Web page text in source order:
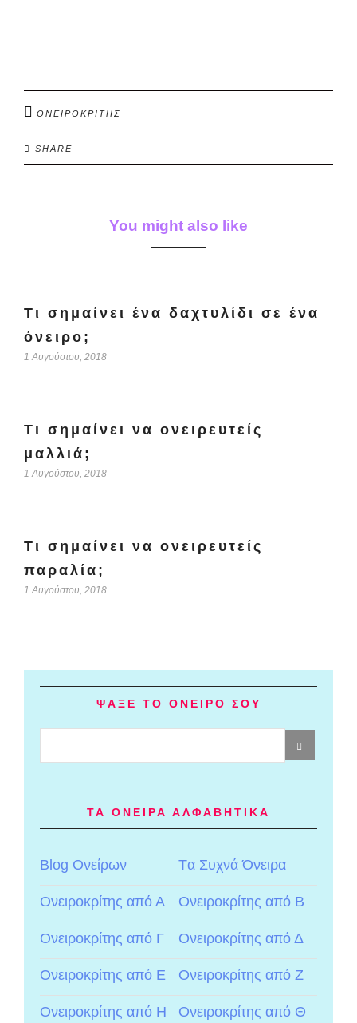
ΟΝΕΙΡΟΚΡΙΤΗΣ
SHARE
You might also like
Τι σημαίνει ένα δαχτυλίδι σε ένα
όνειρο;
1 Αυγούστου, 2018
Τι σημαίνει να ονειρευτείς
μαλλιά;
1 Αυγούστου, 2018
Τι σημαίνει να ονειρευτείς
παραλία;
1 Αυγούστου, 2018
ΨΑΞΕ ΤΟ ΟΝΕΙΡΟ ΣΟΥ
ΤΑ ΟΝΕΙΡΑ ΑΛΦΑΒΗΤΙΚΑ
Blog Ονείρων Tα Συχνά Όνειρα
Ονειροκρίτης από Α Ονειροκρίτης από Β
Ονειροκρίτης από Γ Ονειροκρίτης από Δ
Ονειροκρίτης από Ε Ονειροκρίτης από Ζ
Ονειροκρίτης από Η Ονειροκρίτης από Θ